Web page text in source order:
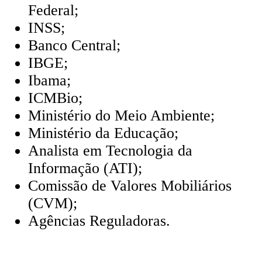
Federal;
INSS;
Banco Central;
IBGE;
Ibama;
ICMBio;
Ministério do Meio Ambiente;
Ministério da Educação;
Analista em Tecnologia da
Informação (ATI);
Comissão de Valores Mobiliários
(CVM);
Agências Reguladoras.